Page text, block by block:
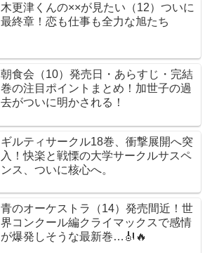
木更津くんの××が見たい（12）ついに
最終章！恋も仕事も全力な旭たち
朝食会（10）発売日・あらすじ・完結
巻の注目ポイントまとめ！加世子の過
去がついに明かされる！
ギルティサークル18巻、衝撃展開へ突
入！快楽と戦慄の大学サークルサスペ
ンス、ついに核心へ。
青のオーケストラ（14）発売間近！世
界コンクール編クライマックスで感情
が爆発しそうな最新巻…🎻🔥